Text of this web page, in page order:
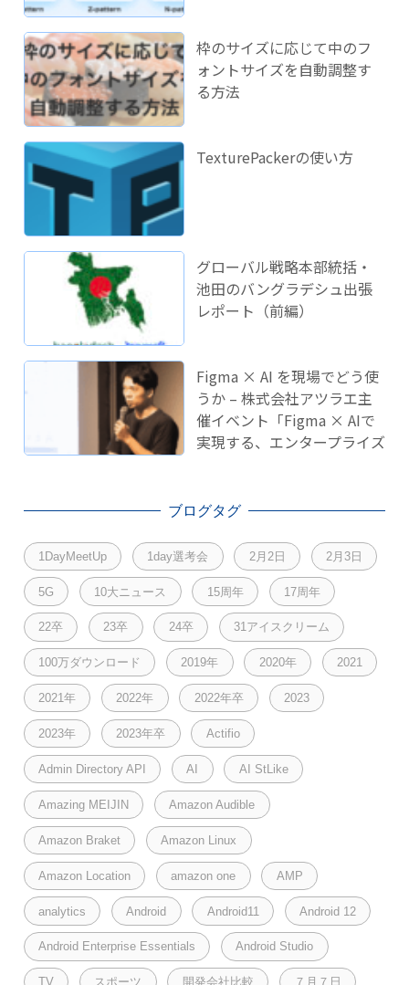
枠のサイズに応じて中のフ
ォントサイズを自動調整す
る方法
TexturePackerの使い方
グローバル戦略本部統括・
池田のバングラデシュ出張
レポート（前編）
Figma × AI を現場でどう使
うか – 株式会社アツラエ主
催イベント「Figma × AIで
実現する、エンタープライズ
ブログタグ
1DayMeetUp 1day選考会 2月2日 2月3日
5G 10大ニュース 15周年 17周年
22卒 23卒 24卒 31アイスクリーム
100万ダウンロード 2019年 2020年 2021
2021年 2022年 2022年卒 2023
2023年 2023年卒 Actifio
Admin Directory API AI AI StLike
Amazing MEIJIN Amazon Audible
Amazon Braket Amazon Linux
Amazon Location amazon one AMP
analytics Android Android11 Android 12
Android Enterprise Essentials Android Studio
TV スポーツ 開発会社比較 ７月７日